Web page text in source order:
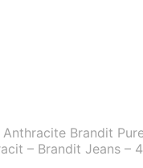
Anthracite Brandit
– Brandit Jeans –